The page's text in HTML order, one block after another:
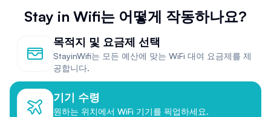
Stay in Wifi는 어떻게 작동하나요?
목적지 및 요금제 선택
StayinWifi는 모든 예산에 맞는 WiFi 대여 요금제를 제
공합니다.
기기 수령
원하는 위치에서 WiFi 기기를 픽업하세요.